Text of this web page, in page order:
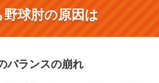
球肘の原因は
バランスの崩れ